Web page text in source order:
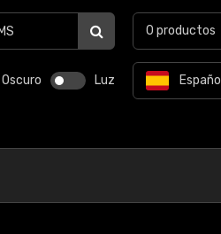
Oscuro Luz Español
0 productos